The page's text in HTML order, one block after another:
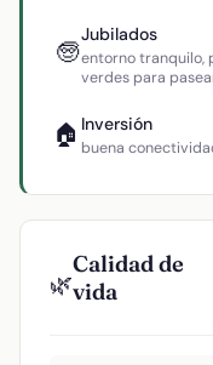
🧓
Jubilados
entorno tranquilo,
verdes para
🏠 Inversión
buena
🌿
Calidad de
vida